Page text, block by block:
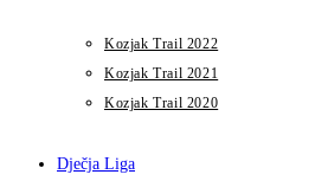
Kozjak Trail 2022
Kozjak Trail 2021
Kozjak Trail 2020
Dječja Liga